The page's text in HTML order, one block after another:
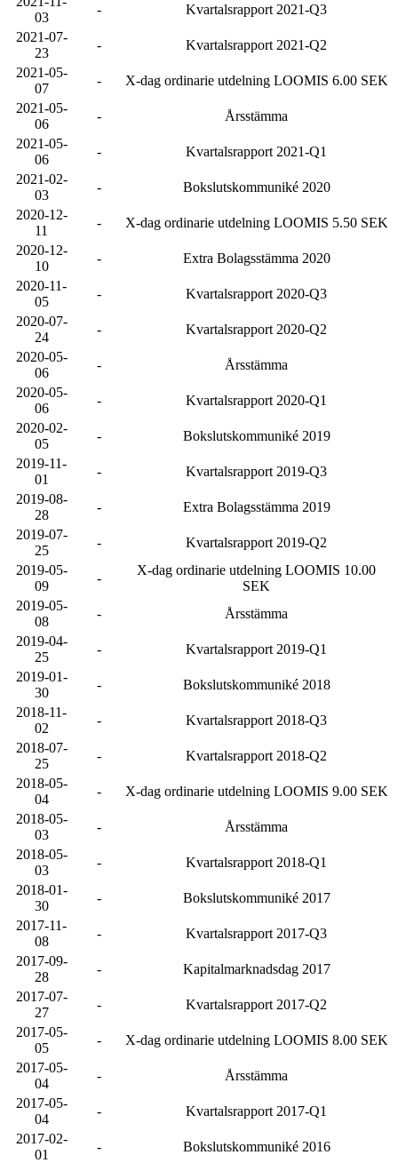
03
-
Kvartalsrapport 2021-Q3
2021-07-
23
-
Kvartalsrapport 2021-Q2
2021-05-
07
-
X-dag ordinarie utdelning LOOMIS 6.00 SEK
2021-05-
06
-
Årsstämma
2021-05-
06
-
Kvartalsrapport 2021-Q1
2021-02-
03
-
Bokslutskommuniké 2020
2020-12-
11
-
X-dag ordinarie utdelning LOOMIS 5.50 SEK
2020-12-
10
-
Extra Bolagsstämma 2020
2020-11-
05
-
Kvartalsrapport 2020-Q3
2020-07-
24
-
Kvartalsrapport 2020-Q2
2020-05-
06
-
Årsstämma
2020-05-
06
-
Kvartalsrapport 2020-Q1
2020-02-
05
-
Bokslutskommuniké 2019
2019-11-
01
-
Kvartalsrapport 2019-Q3
2019-08-
28
-
Extra Bolagsstämma 2019
2019-07-
25
-
Kvartalsrapport 2019-Q2
2019-05-
09
-
X-dag ordinarie utdelning LOOMIS 10.00
SEK
2019-05-
08
-
Årsstämma
2019-04-
25
-
Kvartalsrapport 2019-Q1
2019-01-
30
-
Bokslutskommuniké 2018
2018-11-
02
-
Kvartalsrapport 2018-Q3
2018-07-
25
-
Kvartalsrapport 2018-Q2
2018-05-
04
-
X-dag ordinarie utdelning LOOMIS 9.00 SEK
2018-05-
03
-
Årsstämma
2018-05-
03
-
Kvartalsrapport 2018-Q1
2018-01-
30
-
Bokslutskommuniké 2017
2017-11-
08
-
Kvartalsrapport 2017-Q3
2017-09-
28
-
Kapitalmarknadsdag 2017
2017-07-
27
-
Kvartalsrapport 2017-Q2
2017-05-
05
-
X-dag ordinarie utdelning LOOMIS 8.00 SEK
2017-05-
04
-
Årsstämma
2017-05-
04
-
Kvartalsrapport 2017-Q1
2017-02-
01
-
Bokslutskommuniké 2016